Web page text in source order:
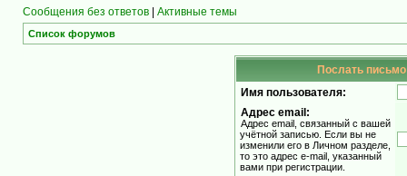
Сообщения без ответов | Активные темы
Список форумов
Послать письмо
Имя пользователя:
Адрес email:
Адрес email, связанный с вашей
учётной записью. Если вы не
изменили его в Личном разделе,
то это адрес e-mail, указанный
вами при регистрации.